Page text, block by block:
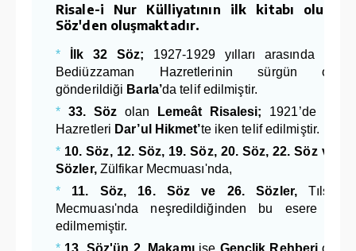
Risale-i Nur Külliyatının ilk kitabı olup
Söz'den oluşmaktadır.
* İlk 32 Söz; 1927-1929 yılları arasında
Bediüzzaman Hazretlerinin sürgün
gönderildiği Barla’da telif edilmiştir.
* 33. Söz olan Lemeât Risalesi; 1921’de
Hazretleri Dar’ul Hikmet’te iken telif edilmiştir.
* 10. Söz, 12. Söz, 19. Söz, 20. Söz, 22. Söz ve
Sözler,Zülfikar Mecmuası'nda,
*
11. Söz, 16. Söz ve 26. Sözler,
Mecmuası'nda neşredildiğinden bu esere
edilmemiştir.
* 13. Söz'ün 2. Makamıise Gençlik Rehberi